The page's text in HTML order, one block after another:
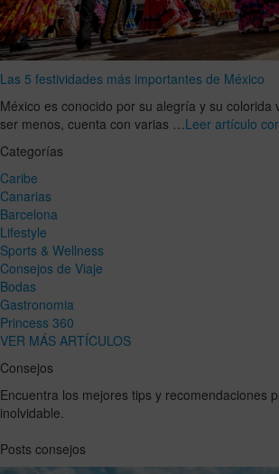
Las 5 festividades más importantes de México
México es conocido por su alegría y su colorida
ser menos, cuenta con varias …Leer artículo
Categorías
Caribe
Canarias
Barcelona
Lifestyle
Sports & Wellness
Consejos de Viaje
Bodas
Gastronomia
Princess 360
VER MÁS ARTÍCULOS
Consejos
Encuentra los mejores tips y recomendaciones
inolvidable.
Posts consejos